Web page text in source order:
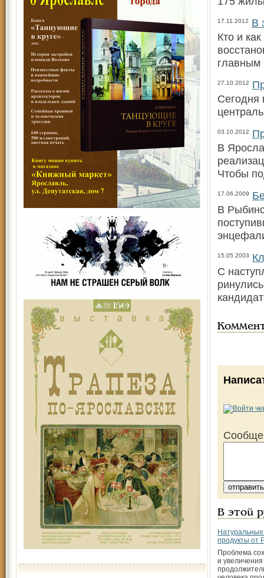
17.11.2012
В
Кто и
главным
27.10.2012
Сегодня
03.10.2012
В
Чтобы
17.06.2009
В
15.05.2003
С
В этой
продукты от
Проблема
и увеличения